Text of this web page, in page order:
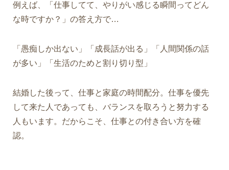
例えば、「仕事してて、やりがい感じる瞬間ってどん
な時ですか？」の答え方で…
「愚痴しか出ない」「成長話が出る」「人間関係の話
が多い」「生活のためと割り切り型」
結婚した後って、仕事と家庭の時間配分。仕事を優先
して来た人であっても、バランスを取ろうと努力する
人もいます。だからこそ、仕事との付き合い方を確
認。